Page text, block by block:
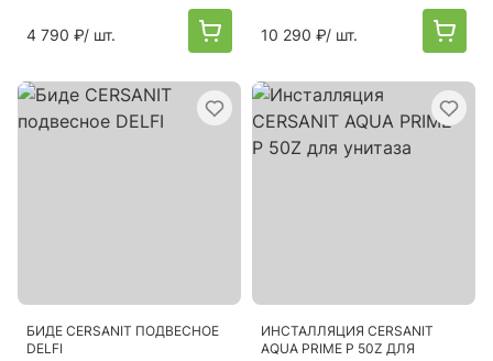
4 790 ₽/ шт. 10 290 ₽/ шт.
БИДЕ CERSANIT ПОДВЕСНОЕ
DELFI
ИНСТАЛЛЯЦИЯ CERSANIT
AQUA PRIME P 50Z ДЛЯ